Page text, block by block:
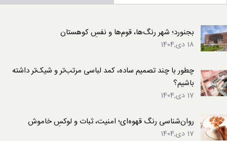
بجنورد؛ شهر رنگ‌ها، قوم‌ها و نفسِ کوهستان
18 دی,1404
چطور با چند تصمیم ساده، کمد لباسی مرتب‌تر و شیک‌تر داشته
باشیم؟
17 دی,1404
روان‌شناسی رنگ قهوه‌ای؛ امنیت، ثبات و لوکسِ خاموش
17 دی,1404